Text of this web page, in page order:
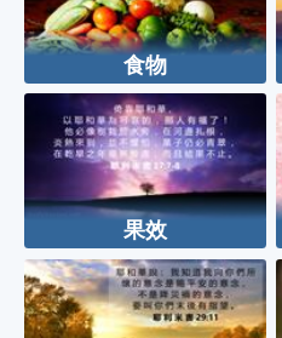
食物
果效